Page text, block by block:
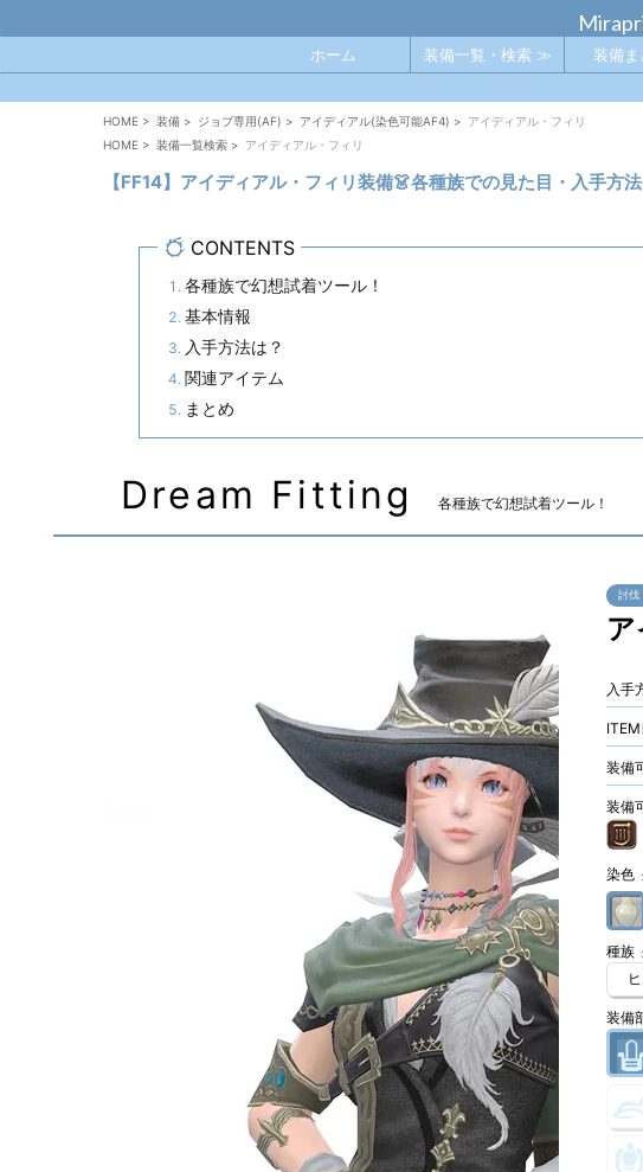
ホーム 装備一覧・検索 ≫ 装備
HOME > 装備 > ジョブ専用(AF) > アイディアル(染色可能AF4) > アイディアル・フィリ
HOME > 装備一覧検索 > アイディアル・フィリ
【FF14】アイディアル・フィリ装備👗各種族での見た目・入手方
CONTENTS
各種族で幻想試着ツール！
基本情報
入手方法は？
関連アイテム
まとめ
Dream Fitting 各種族で幻想試着ツール！
討伐
装備
染色
種族
入手
装備
装備